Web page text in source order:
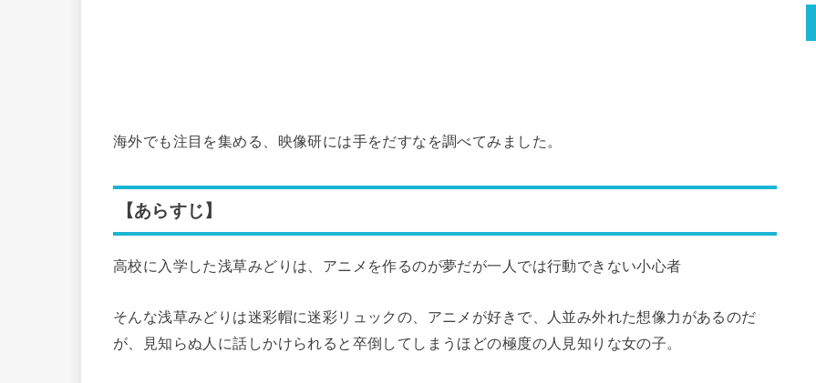
海外でも注目を集める、映像研には手をだすなを調べてみました。
【あらすじ】
高校に入学した浅草みどりは、アニメを作るのが夢だが一人では行動できない小心者
そんな浅草みどりは迷彩帽に迷彩リュックの、アニメが好きで、人並み外れた想像力があるのだ
が、見知らぬ人に話しかけられると卒倒してしまうほどの極度の人見知りな女の子。